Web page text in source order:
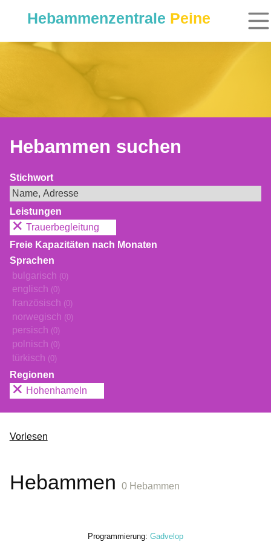
Hebammenzentrale Peine
Hebammen suchen
Stichwort
Leistungen
Trauerbegleitung
Freie Kapazitäten nach Monaten
Sprachen
bulgarisch (0)
englisch (0)
französisch (0)
norwegisch (0)
persisch (0)
polnisch (0)
türkisch (0)
Regionen
Hohenhameln
Vorlesen
Hebammen 0 Hebammen
Programmierung: Gadvelop